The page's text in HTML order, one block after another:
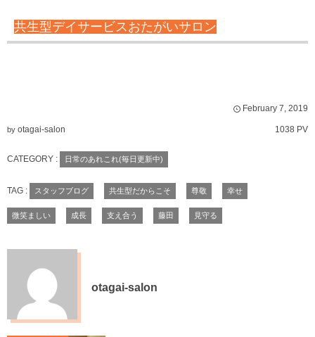
共生型デイサービスおたがいサロン
February 7, 2019
by otagai-salon 1038 PV
CATEGORY : 日常のあれこれ(毎日更新中)
TAG : スタッフブログ 共生型だからこそ 尊敬 幸せ
微笑ましい 成長 支え合う 藤田 見守る
otagai-salon